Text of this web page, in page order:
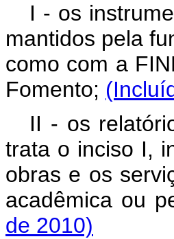
I - os
mantidos pela
como com a
Fomento;
II - os
trata o inciso I,
obras e os
acadêmica ou
de 2010)